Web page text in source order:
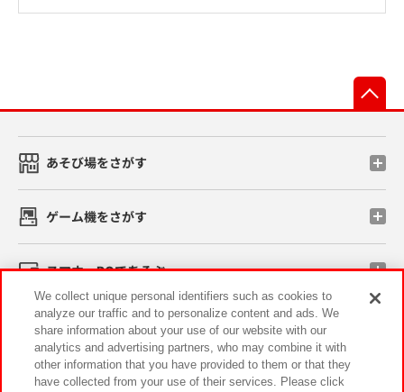
あそび場をさがす
ゲーム機をさがす
スマホ・PCであそぶ
イベント・キャンペーン
We collect unique personal identifiers such as cookies to
analyze our traffic and to personalize content and ads. We
share information about your use of our website with our
analytics and advertising partners, who may combine it with
other information that you have provided to them or that they
have collected from your use of their services. Please click